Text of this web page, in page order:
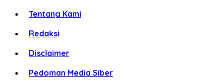
Tentang Kami
Redaksi
Disclaimer
Pedoman Media Siber